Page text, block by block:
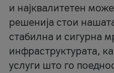
и најквалитетен
решенија стои
стабилна и сигурна
инфраструктурата,
услуги што го